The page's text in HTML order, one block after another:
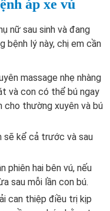
áp xe vú
nữ sau sinh và đang
bệnh lý này, chị em cần
massage nhẹ nhàng
và con có thể bú ngay
cho thường xuyên và bú
sẽ kể cả trước và sau
phiên hai bên vú, nếu
sau mỗi lần con bú.
can thiệp điều trị kịp